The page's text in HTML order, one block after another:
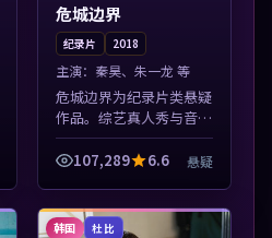
危城边界
纪录片 2018
主演： 秦昊、朱一龙 等
危城边界为纪录片类悬疑
作品。综艺真人秀与音乐
现场收录，亚洲影视平台
每日上新，轻松发现好
凑，值得加入片单...
107,289 6.6 悬疑
韩国 杜比